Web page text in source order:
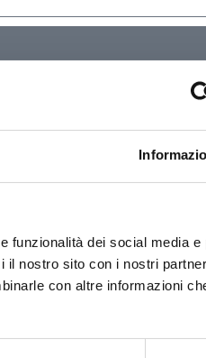
funzionalità dei social media e
nostro sito con i nostri
con altre informazioni